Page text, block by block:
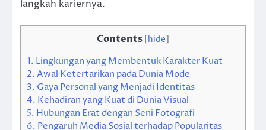
langkah kariernya.
Contents [hide]
1. Lingkungan yang Membentuk Karakter Kuat
2.Awal Ketertarikan pada Dunia Mode
3. Gaya Personal yang Menjadi Identitas
4. Kehadiran yang Kuat di Dunia Visual
5. Hubungan Erat dengan Seni Fotografi
6. Pengaruh Media Sosial terhadap Popularitas